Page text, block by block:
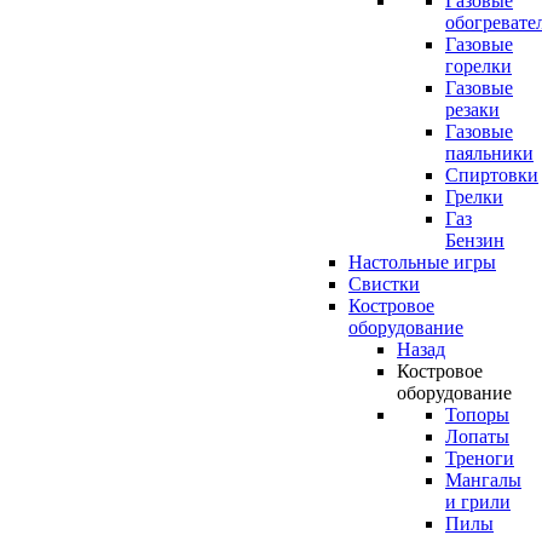
Газовые
горелки
Газовые
резаки
Газовые
паяльники
Спиртовки
Грелки
Газ
Бензин
Настольные игры
Свистки
Костровое
оборудование
Назад
Костровое
оборудование
Топоры
Лопаты
Треноги
Мангалы
и грили
Пилы